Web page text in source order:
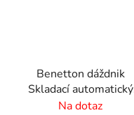
Benetton dáždnik
Skladací automatický
Oranžová Dragon Fire
Na dotaz